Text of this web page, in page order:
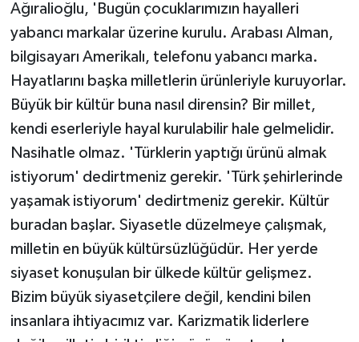
Ağıralioğlu, 'Bugün çocuklarımızın hayalleri
yabancı markalar üzerine kurulu. Arabası Alman,
bilgisayarı Amerikalı, telefonu yabancı marka.
Hayatlarını başka milletlerin ürünleriyle kuruyorlar.
Büyük bir kültür buna nasıl dirensin? Bir millet,
kendi eserleriyle hayal kurulabilir hale gelmelidir.
Nasihatle olmaz. 'Türklerin yaptığı ürünü almak
istiyorum' dedirtmeniz gerekir. 'Türk şehirlerinde
yaşamak istiyorum' dedirtmeniz gerekir. Kültür
buradan başlar. Siyasetle düzelmeye çalışmak,
milletin en büyük kültürsüzlüğüdür. Her yerde
siyaset konuşulan bir ülkede kültür gelişmez.
Bizim büyük siyasetçilere değil, kendini bilen
insanlara ihtiyacımız var. Karizmatik liderlere